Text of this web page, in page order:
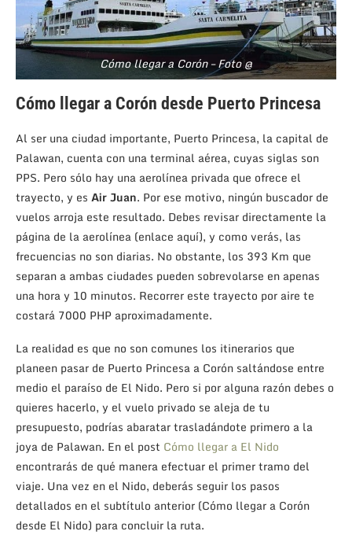
Cómo llegar a Corón – Foto @
Cómo llegar a Corón desde Puerto Princesa
Al ser una ciudad importante, Puerto Princesa, la capital de
Palawan, cuenta con una terminal aérea, cuyas siglas son
PPS. Pero sólo hay una aerolínea privada que ofrece el
trayecto, y es Air Juan. Por ese motivo, ningún buscador de
vuelos arroja este resultado. Debes revisar directamente la
página de la aerolínea (enlace aquí), y como verás, las
frecuencias no son diarias. No obstante, los 393 Km que
separan a ambas ciudades pueden sobrevolarse en apenas
una hora y 10 minutos. Recorrer este trayecto por aire te
costará 7000 PHP aproximadamente.
La realidad es que no son comunes los itinerarios que
planeen pasar de Puerto Princesa a Corón saltándose entre
medio el paraíso de El Nido. Pero si por alguna razón debes o
quieres hacerlo, y el vuelo privado se aleja de tu
presupuesto, podrías abaratar trasladándote primero a la
joya de Palawan. En el post Cómo llegar a El Nido
encontrarás de qué manera efectuar el primer tramo del
viaje. Una vez en el Nido, deberás seguir los pasos
detallados en el subtítulo anterior (Cómo llegar a Corón
desde El Nido) para concluir la ruta.